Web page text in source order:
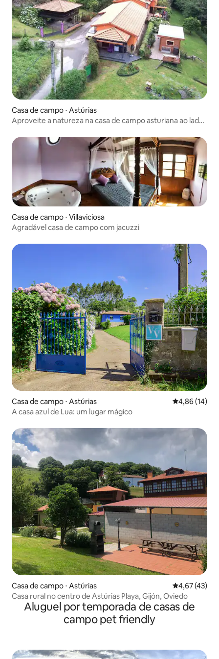
Casa de campo ⋅ Astúrias
Aproveite a natureza na casa de campo asturiana ao lado
Casa de campo ⋅ Villaviciosa
Agradável casa de campo com jacuzzi
Casa de campo ⋅ Astúrias 4,86 de uma
4,86 (14)
A casa azul de Lua: um lugar mágico
Casa de campo ⋅ Astúrias 4,67 de uma
4,67 (43)
Casa rural no centro de Astúrias Playa, Gijón, Oviedo
Aluguel por temporada de casas de
campo pet friendly